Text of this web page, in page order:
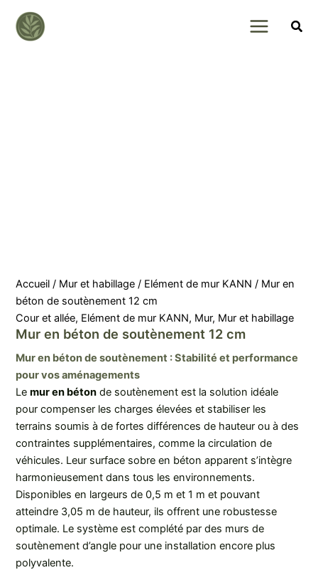
content
Accueil / Mur et habillage / Elément de mur KANN / Mur en
béton de soutènement 12 cm
Cour et allée, Elément de mur KANN, Mur, Mur et habillage
Mur en béton de soutènement 12 cm
Mur en béton de soutènement : Stabilité et performance
pour vos aménagements
Lemur en béton de soutènement est la solution idéale
pour compenser les charges élevées et stabiliser les
terrains soumis à de fortes différences de hauteur ou à des
contraintes supplémentaires, comme la circulation de
véhicules. Leur surface sobre en béton apparent s’intègre
harmonieusement dans tous les environnements.
Disponibles en largeurs de 0,5 m et 1 m et pouvant
atteindre 3,05 m de hauteur, ils offrent une robustesse
optimale. Le système est complété par des murs de
soutènement d’angle pour une installation encore plus
polyvalente.